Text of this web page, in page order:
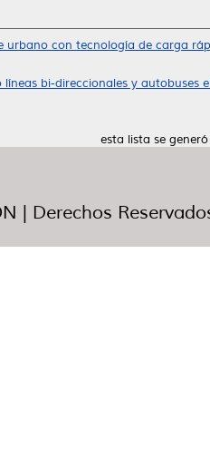
urbano con tecnología de carga
bi-direccionales y autobuses
esta lista se generó
| Derechos